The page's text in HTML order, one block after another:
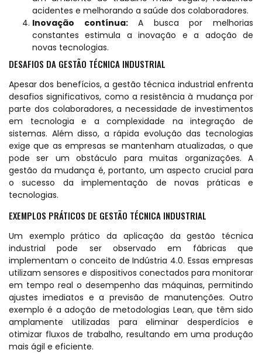
acidentes e melhorando a saúde dos colaboradores.
Inovação contínua:A busca por melhorias
constantes estimula a inovação e a adoção de
novas tecnologias.
DESAFIOS DA GESTÃO TÉCNICA INDUSTRIAL
Apesar dos benefícios, a gestão técnica industrial enfrenta
desafios significativos, como a resistência à mudança por
parte dos colaboradores, a necessidade de investimentos
em tecnologia e a complexidade na integração de
sistemas. Além disso, a rápida evolução das tecnologias
exige que as empresas se mantenham atualizadas, o que
pode ser um obstáculo para muitas organizações. A
gestão da mudança é, portanto, um aspecto crucial para
o sucesso da implementação de novas práticas e
tecnologias.
EXEMPLOS PRÁTICOS DE GESTÃO TÉCNICA INDUSTRIAL
Um exemplo prático da aplicação da gestão técnica
industrial pode ser observado em fábricas que
implementam o conceito de Indústria 4.0. Essas empresas
utilizam sensores e dispositivos conectados para monitorar
em tempo real o desempenho das máquinas, permitindo
ajustes imediatos e a previsão de manutenções. Outro
exemplo é a adoção de metodologias Lean, que têm sido
amplamente utilizadas para eliminar desperdícios e
otimizar fluxos de trabalho, resultando em uma produção
mais ágil e eficiente.